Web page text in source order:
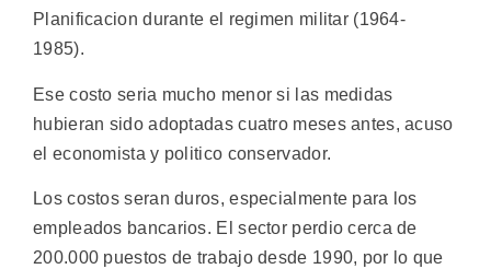
Planificacion durante el regimen militar (1964-
1985).
Ese costo seria mucho menor si las medidas
hubieran sido adoptadas cuatro meses antes, acuso
el economista y politico conservador.
Los costos seran duros, especialmente para los
empleados bancarios. El sector perdio cerca de
200.000 puestos de trabajo desde 1990, por lo que